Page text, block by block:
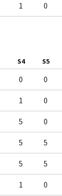
1 0
S4 S5
0 0
1 0
5 0
5 5
5 5
1 0